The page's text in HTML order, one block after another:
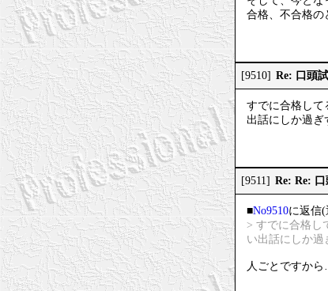
合格、不合格の
[9510] Re: 口頭
すでに合格して
出話にしか過ぎ
[9511] Re: Re:
■No9510に返信
> すでに合格し
い出話にしか過
人ごとですか